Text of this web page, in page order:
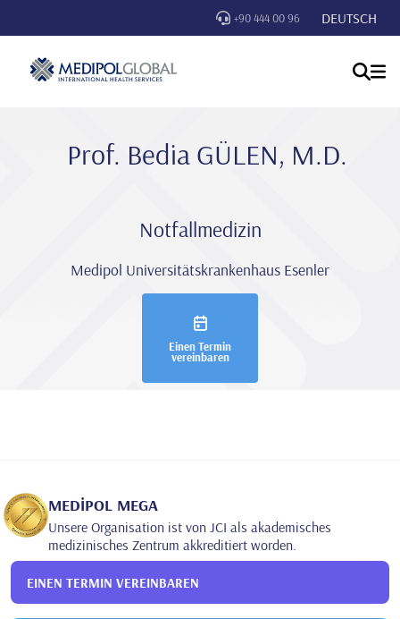
+90 444 00 96 DEUTSCH
Prof. Bedi̇a GÜLEN, M.D.
Notfallmedizin
Medipol Universitätskrankenhaus Esenler
Einen Termin
vereinbaren
MEDİPOL MEGA
Unsere Organisation ist von JCI als akademisches
medizinisches Zentrum akkreditiert worden.
EINEN TERMIN VEREINBAREN